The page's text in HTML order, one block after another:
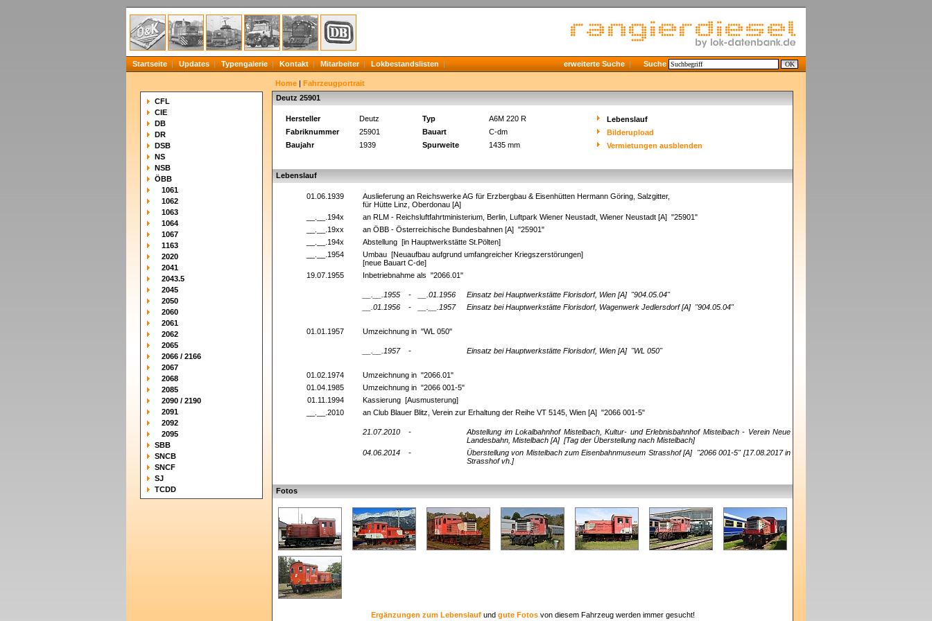
Startseite Updates Typengalerie Kontakt Mitarbeiter Lokbestandslisten erweiterte Suche Suche
CFL
CIE
DB
DR
DSB
NS
NSB
ÖBB
1061
1062
1063
1064
1067
1163
2020
2041
2043.5
2045
2050
2060
2061
2062
2065
2066 / 2166
2067
2068
2085
2090 / 2190
2091
2092
2095
SBB
SNCB
SNCF
SJ
TCDD
Home | Fahrzeugportrait
Deutz 25901
Hersteller Deutz Typ A6M 220 R
Lebenslauf
Fabriknummer
25901 Bauart C-dm
Bilderupload
Baujahr
1939 Spurweite 1435 mm Vermietungen ausblenden
Lebenslauf
01.06.1939
Auslieferung an Reichswerke AG für Erzbergbau & Eisenhütten Hermann Göring, Salzgitter,
für Hütte Linz, Oberdonau [A]
__.__.194x
an RLM - Reichsluftfahrtministerium, Berlin, Luftpark Wiener Neustadt, Wiener Neustadt [A] "25901"
__.__.19xx
an ÖBB - Österreichische Bundesbahnen [A] "25901"
__.__.194x
Abstellung [in Hauptwerkstätte St.Pölten]
__.__.1954
Umbau [Neuaufbau aufgrund umfangreicher Kriegszerstörungen]
[neue Bauart C-de]
19.07.1955
Inbetriebnahme als "2066.01"
__.__.1955 - __.01.1956 Einsatz bei Hauptwerkstätte Florisdorf, Wien [A] "904.05.04"
__.01.1956
- __.__.1957 Einsatz bei Hauptwerkstätte Florisdorf, Wagenwerk Jedlersdorf [A] "904.05.04"
01.01.1957 Umzeichnung in "WL 050"
__.__.1957 - Einsatz bei Hauptwerkstätte Florisdorf, Wien [A] "WL 050"
01.02.1974
Umzeichnung in "2066.01"
01.04.1985
Umzeichnung in "2066 001-5"
01.11.1994
Kassierung [Ausmusterung]
__.__.2010
an Club Blauer Blitz, Verein zur Erhaltung der Reihe VT 5145, Wien [A] "2066 001-5"
21.07.2010 -
Abstellung im Lokalbahnhof Mistelbach, Kultur- und Erlebnisbahnhof Mistelbach - Verein Neue
Landesbahn, Mistelbach [A] [Tag der Überstellung nach Mistelbach]
04.06.2014
- Überstellung von Mistelbach zum Eisenbahnmuseum Strasshof [A] "2066 001-5" [17.08.2017 in
Strasshof vh.]
Fotos
Ergänzungen zum Lebenslaufund gute Fotosvon diesem Fahrzeug werden immer gesucht!